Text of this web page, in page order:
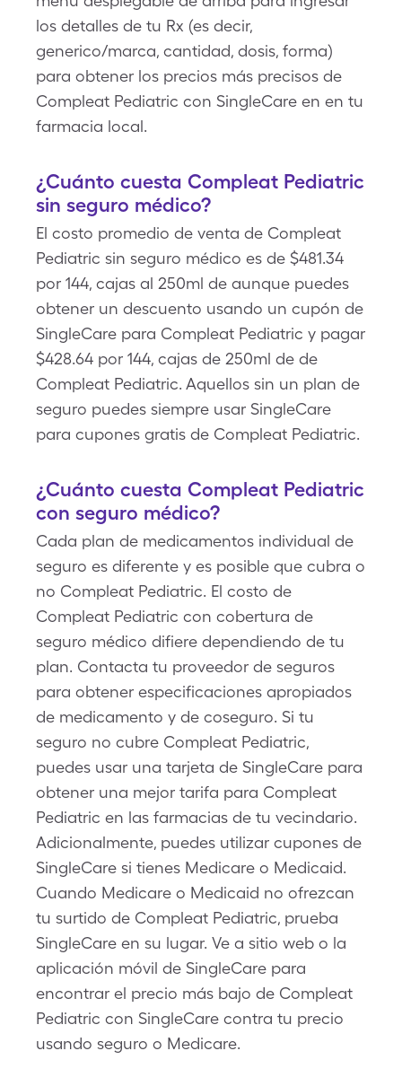
los detalles de tu Rx (es decir,
generico/marca, cantidad, dosis, forma)
para obtener los precios más precisos de
Compleat Pediatric con SingleCare en en tu
farmacia local.
¿Cuánto cuesta Compleat Pediatric
sin seguro médico?
El costo promedio de venta de Compleat
Pediatric sin seguro médico es de $481.34
por 144, cajas al 250ml de aunque puedes
obtener un descuento usando un cupón de
SingleCare para Compleat Pediatric y pagar
$428.64 por 144, cajas de 250ml de de
Compleat Pediatric. Aquellos sin un plan de
seguro puedes siempre usar SingleCare
para cupones gratis de Compleat Pediatric.
¿Cuánto cuesta Compleat Pediatric
con seguro médico?
Cada plan de medicamentos individual de
seguro es diferente y es posible que cubra o
no Compleat Pediatric. El costo de
Compleat Pediatric con cobertura de
seguro médico difiere dependiendo de tu
plan. Contacta tu proveedor de seguros
para obtener especificaciones apropiados
de medicamento y de coseguro. Si tu
seguro no cubre Compleat Pediatric,
puedes usar una tarjeta de SingleCare para
obtener una mejor tarifa para Compleat
Pediatric en las farmacias de tu vecindario.
Adicionalmente, puedes utilizar cupones de
SingleCare si tienes Medicare o Medicaid.
Cuando Medicare o Medicaid no ofrezcan
tu surtido de Compleat Pediatric, prueba
SingleCare en su lugar. Ve a sitio web o la
aplicación móvil de SingleCare para
encontrar el precio más bajo de Compleat
Pediatric con SingleCare contra tu precio
usando seguro o Medicare.